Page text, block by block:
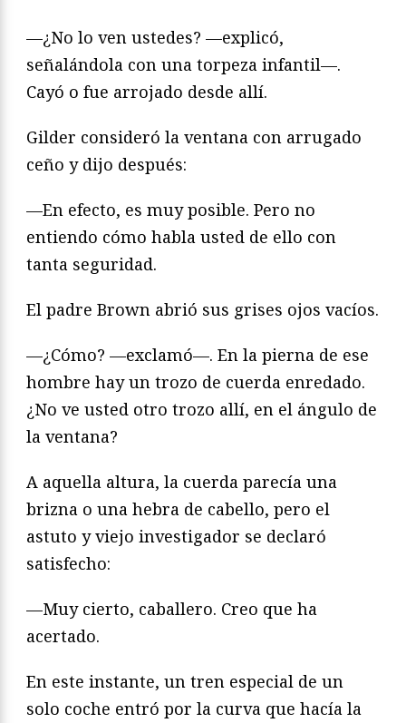
—¿No lo ven ustedes? —explicó,
señalándola con una torpeza infantil—.
Cayó o fue arrojado desde allí.
Gilder consideró la ventana con arrugado
ceño y dijo después:
—En efecto, es muy posible. Pero no
entiendo cómo habla usted de ello con
tanta seguridad.
El padre Brown abrió sus grises ojos vacíos.
—¿Cómo? —exclamó—. En la pierna de ese
hombre hay un trozo de cuerda enredado.
¿No ve usted otro trozo allí, en el ángulo de
la ventana?
A aquella altura, la cuerda parecía una
brizna o una hebra de cabello, pero el
astuto y viejo investigador se declaró
satisfecho:
—Muy cierto, caballero. Creo que ha
acertado.
En este instante, un tren especial de un
solo coche entró por la curva que hacía la